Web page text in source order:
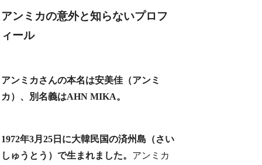
アンミカの意外と知らないプロフ
ィール
アンミカさんの本名は安美佳（アンミ
カ）、別名義はAHN MIKA。
1972年3月25日に大韓民国の済州島（さい
しゅうとう）で生まれました。 アンミカ